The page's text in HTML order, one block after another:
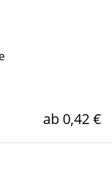
ab 0,42 €